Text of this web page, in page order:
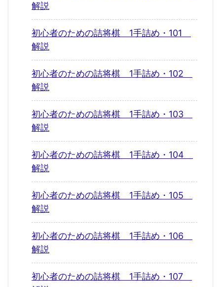
解説
初心者のための詰将棋 1手詰め・101
解説
初心者のための詰将棋 1手詰め・102
解説
初心者のための詰将棋 1手詰め・103
解説
初心者のための詰将棋 1手詰め・104
解説
初心者のための詰将棋 1手詰め・105
解説
初心者のための詰将棋 1手詰め・106
解説
初心者のための詰将棋 1手詰め・107